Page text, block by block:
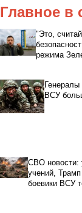
Главное в
"Это,
режима
Генералы
ВСУ
СВО новости:
учений, Трамп
боевики ВСУ